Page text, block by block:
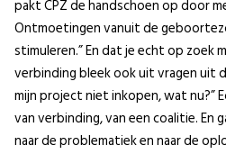
pakt CPZ de handschoen op door
Ontmoetingen vanuit de
stimuleren.” En dat je echt op zoek
verbinding bleek ook uit vragen uit
mijn project niet inkopen, wat nu?”
van verbinding, van een coalitie. En
naar de problematiek en naar de